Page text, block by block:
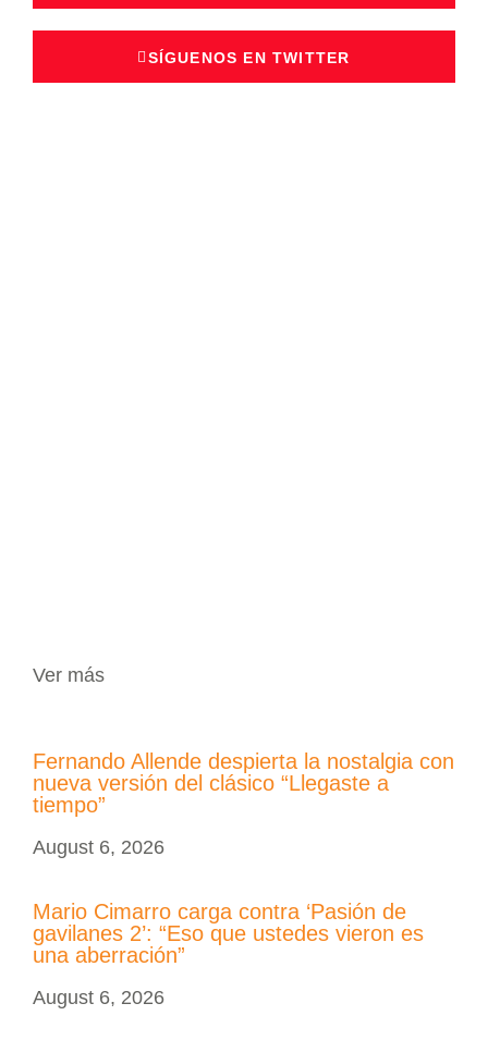
SÍGUENOS EN TWITTER
Ver más
Fernando Allende despierta la nostalgia con
nueva versión del clásico “Llegaste a
tiempo”
August 6, 2026
Mario Cimarro carga contra ‘Pasión de
gavilanes 2’: “Eso que ustedes vieron es
una aberración”
August 6, 2026